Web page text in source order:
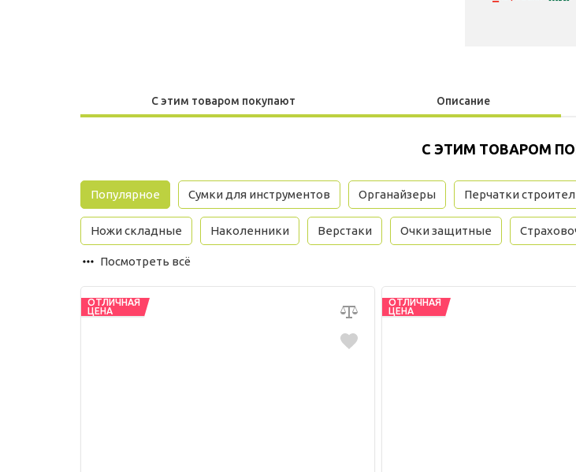
С этим товаром покупают Описание
С ЭТИМ ТОВАРОМ
Популярное Сумки для инструментов Органайзеры Перчатки
Ножи складные Наколенники Верстаки Очки защитные
Посмотреть всё
ОТЛИЧНАЯ
ЦЕНА
ОТЛИЧНАЯ
ЦЕНА